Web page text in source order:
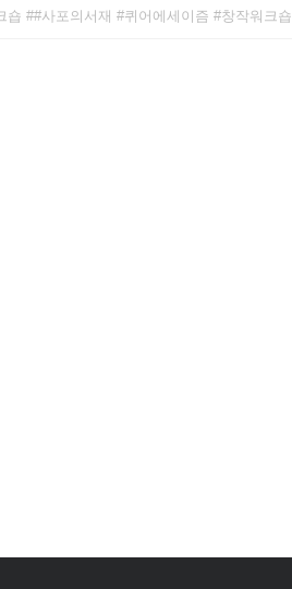
숍 #사포의서재 퀴어에세이즘 창작워크숍